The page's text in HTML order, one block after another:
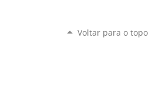
Voltar para o topo